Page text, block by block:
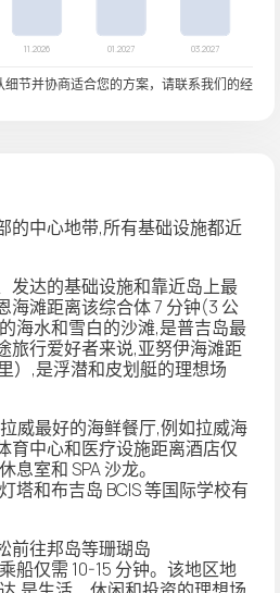
节并协商适合您的方案，请联系我们的经
的中心地带,所有基础设施都近
发达的基础设施和靠近岛上最
海滩距离该综合体 7 分钟(3 公
海水和雪白的沙滩,是普吉岛最
旅行爱好者来说,亚努伊海滩距
）,是浮潜和皮划艇的理想场
威最好的海鲜餐厅,例如拉威海
育中心和医疗设施距离酒店仅
室和 SPA 沙龙。
塔和布吉岛 BCIS 等国际学校有
前往邦岛等珊瑚岛
船仅需 10-15 分钟。该地区地